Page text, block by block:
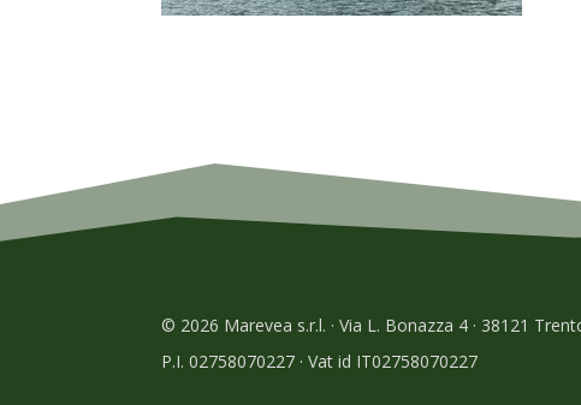
© 2026 Marevea s.r.l. · Via L. Bonazza 4 · 38121
P.I. 02758070227 · Vat id IT02758070227